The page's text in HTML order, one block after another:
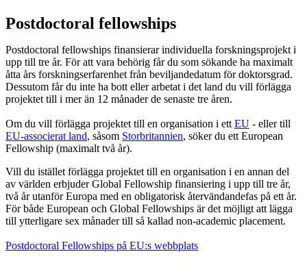
Postdoctoral fellowships
Postdoctoral fellowships finansierar individuella forskningsprojekt i
upp till tre år. För att vara behörig får du som sökande ha maximalt
åtta års forskningserfarenhet från beviljandedatum för doktorsgrad.
Dessutom får du inte ha bott eller arbetat i det land du vill förlägga
projektet till i mer än 12 månader de senaste tre åren.
Om du vill förlägga projektet till en organisation i ett EU - eller till
EU-associerat land, såsom Storbritannien, söker du ett European
Fellowship (maximalt två år).
Vill du istället förlägga projektet till en organisation i en annan del
av världen erbjuder Global Fellowship finansiering i upp till tre år,
två år utanför Europa med en obligatorisk återvändandefas på ett år.
För både European och Global Fellowships är det möjligt att lägga
till ytterligare sex månader till så kallad non-academic placement.
​​​​​​​Postdoctoral Fellowships på EU:s webbplats